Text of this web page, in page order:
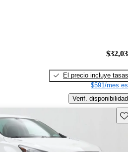
El precio incluye tasas
$591/mes
Verif. disponibilidad